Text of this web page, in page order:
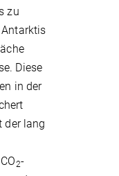
zu
Diese
in der
der lang
2-